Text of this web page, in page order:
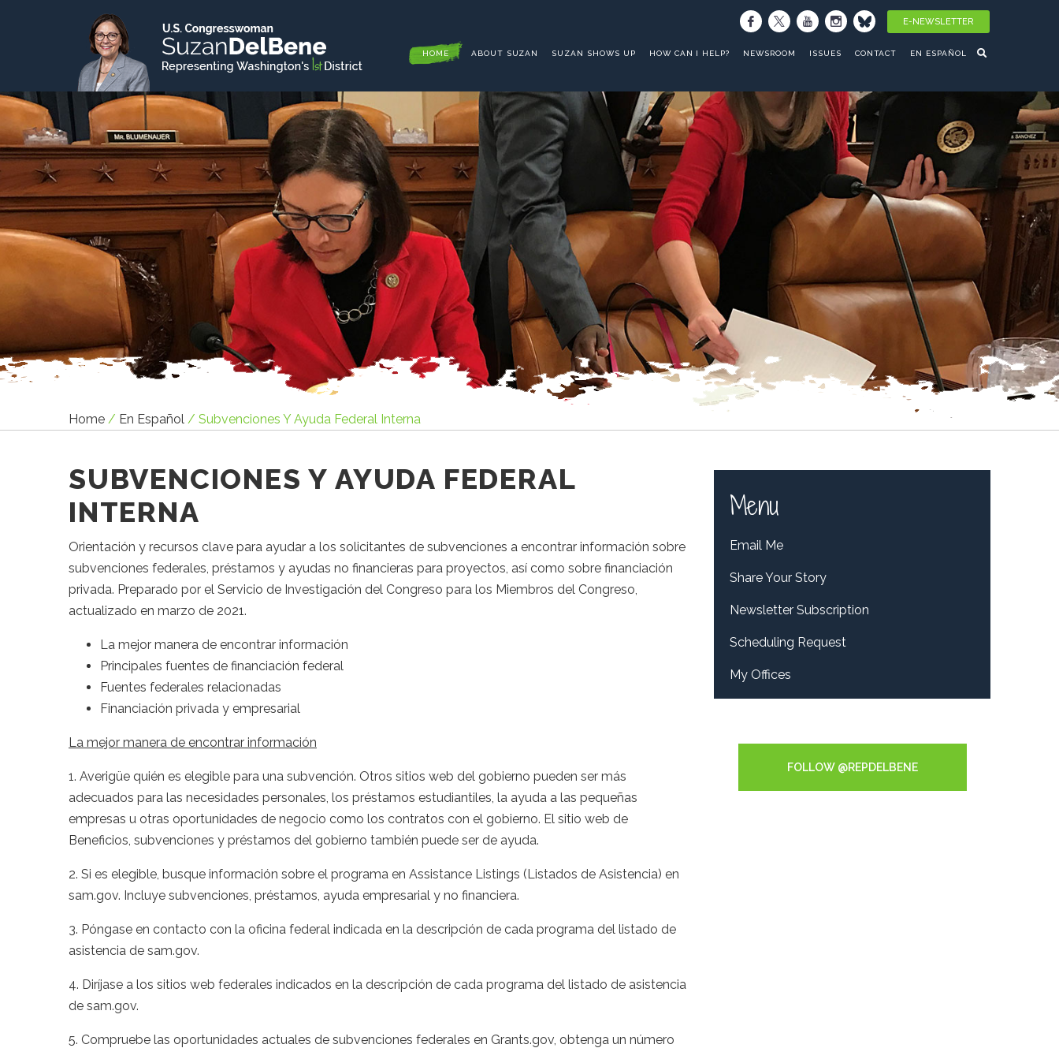
E-NEWSLETTER
HOME ABOUT SUZAN SUZAN SHOWS UP HOW CAN I HELP? NEWSROOM ISSUES CONTACT EN ESPAÑOL
Home / En Español / Subvenciones Y Ayuda Federal Interna
SUBVENCIONES Y AYUDA FEDERAL
INTERNA
Orientación y recursos clave para ayudar a los solicitantes de subvenciones a encontrar información sobre
subvenciones federales, préstamos y ayudas no financieras para proyectos, así como sobre financiación
privada. Preparado por el Servicio de Investigación del Congreso para los Miembros del Congreso,
actualizado en marzo de 2021.
La mejor manera de encontrar información
Principales fuentes de financiación federal
Fuentes federales relacionadas
Financiación privada y empresarial
La mejor manera de encontrar información
1. Averigüe quién es elegible para una subvención. Otros sitios web del gobierno pueden ser más
adecuados para las necesidades personales, los préstamos estudiantiles, la ayuda a las pequeñas
empresas u otras oportunidades de negocio como los contratos con el gobierno. El sitio web de
Beneficios, subvenciones y préstamos del gobierno también puede ser de ayuda.
2. Si es elegible, busque información sobre el programa en Assistance Listings (Listados de Asistencia) en
sam.gov. Incluye subvenciones, préstamos, ayuda empresarial y no financiera.
3. Póngase en contacto con la oficina federal indicada en la descripción de cada programa del listado de
asistencia de sam.gov.
4. Diríjase a los sitios web federales indicados en la descripción de cada programa del listado de asistencia
de sam.gov.
5. Compruebe las oportunidades actuales de subvenciones federales en Grants.gov, obtenga un número
Menu
Email Me
Share Your Story
Newsletter Subscription
Scheduling Request
My Offices
FOLLOW @REPDELBENE